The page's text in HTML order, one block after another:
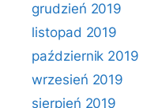
grudzień 2019
listopad 2019
październik 2019
wrzesień 2019
sierpień 2019